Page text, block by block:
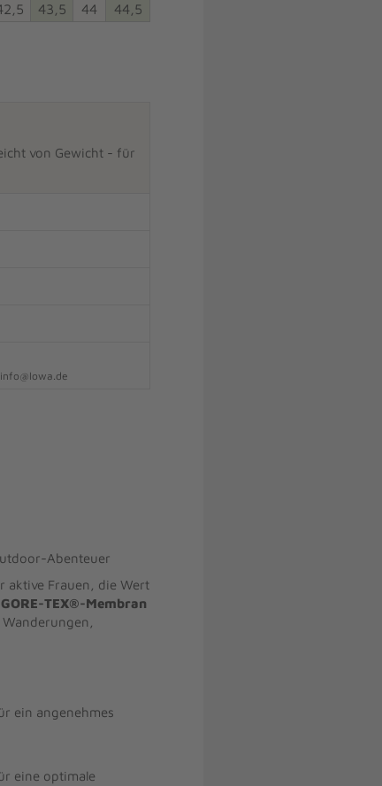
43,5 44 44,5
von Gewicht - für
Abenteuer
aktive Frauen, die Wert
GORE-TEX®-Membran
ein angenehmes
eine optimale